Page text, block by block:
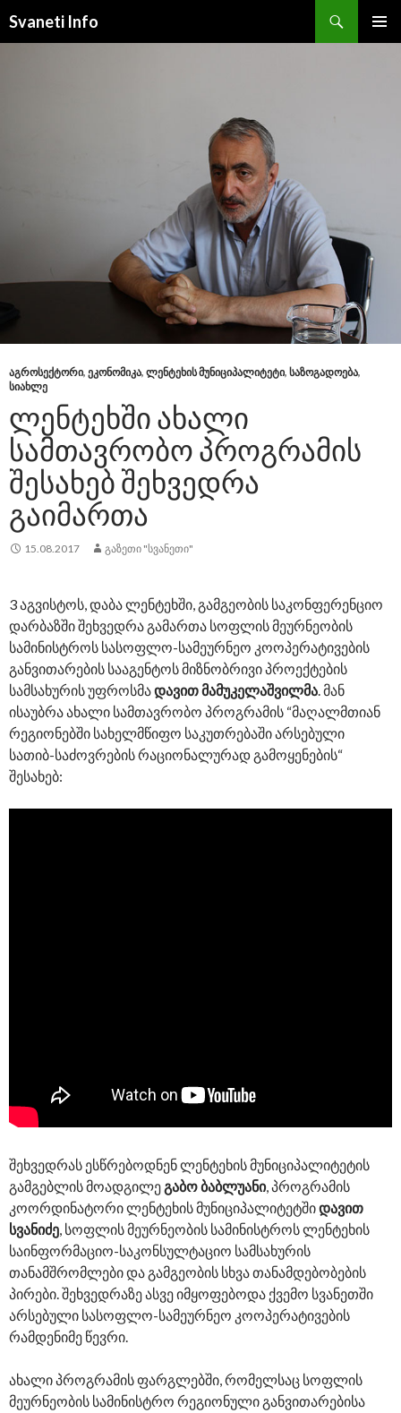
Svaneti Info
ᲐᲒᲠᲝᲡᲔᲥᲢᲝᲠᲘ, ᲔᲙᲝᲜᲝᲛᲘᲙᲐ, ᲚᲔᲜᲢᲔᲮᲘᲡ ᲛᲣᲜᲘᲪᲘᲞᲐᲚᲘᲢᲔᲢᲘ, ᲡᲐᲖᲝᲒᲐᲓᲝᲔᲑᲐ,
ᲡᲘᲐᲮᲚᲔ
ᲚᲔᲜᲢᲔᲮᲨᲘ ᲐᲮᲐᲚᲘ
ᲡᲐᲛᲗᲐᲕᲠᲝᲑᲝ ᲞᲠᲝᲒᲠᲐᲛᲘᲡ
ᲨᲔᲡᲐᲮᲔᲑ ᲨᲔᲮᲕᲔᲓᲠᲐ
ᲒᲐᲘᲛᲐᲠᲗᲐ
15.08.2017 ᲒᲐᲖᲔᲗᲘ "ᲡᲕᲐᲜᲔᲗᲘ"
3 აგვისტოს, დაბა ლენტეხში, გამგეობის საკონფერენციო
დარბაზში შეხვედრა გამართა სოფლის მეურნეობის
სამინისტროს სასოფლო-სამეურნეო კოოპერატივების
განვითარების სააგენტოს მიზნობრივი პროექტების
სამსახურის უფროსმადავით მამუკელაშვილმა. მან
ისაუბრა ახალი სამთავრობო პროგრამის “მაღალმთიან
რეგიონებში სახელმწიფო საკუთრებაში არსებული
სათიბ-საძოვრების რაციონალურად გამოყენების“
შესახებ:
შეხვედრას ესწრებოდნენ ლენტეხის მუნიციპალიტეტის
გამგებლის მოადგილეგაბო ბაბლუანი, პროგრამის
კოორდინატორი ლენტეხის მუნიციპალიტეტშიდავით
სვანიძე, სოფლის მეურნეობის სამინისტროს ლენტეხის
საინფორმაციო-საკონსულტაციო სამსახურის
თანამშრომლები და გამგეობის სხვა თანამდებობების
პირები. შეხვედრაზე ასვე იმყოფებოდა ქვემო სვანეთში
არსებული სასოფლო-სამეურნეო კოოპერატივების
რამდენიმე წევრი.
ახალი პროგრამის ფარგლებში, რომელსაც სოფლის
მეურნეობის სამინისტრო რეგიონული განვითარებისა